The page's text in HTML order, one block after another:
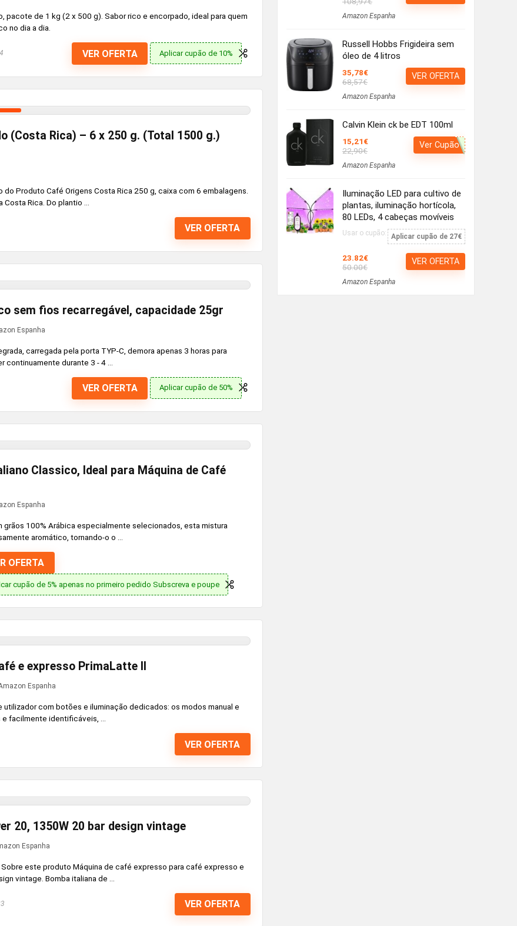
pacote de 1 kg (2 x 500 g). Sabor rico e encorpado, ideal para quem
no dia a dia.
VER OFERTA Aplicar cupão de 10%
(Costa Rica) – 6 x 250 g. (Total 1500 g.)
Produto Café Origens Costa Rica 250 g, caixa com 6 embalagens.
Rica. Do plantio ...
VER OFERTA
sem fios recarregável, capacidade 25gr
Espanha
carregada pela porta TYP-C, demora apenas 3 horas para
durante 3 - 4 ...
VER OFERTA Aplicar cupão de 50%
Classico, Ideal para Máquina de Café
Espanha
100% Arábica especialmente selecionados, esta mistura
aromático, tornando-o o ...
OFERTA
cupão de 5% apenas no primeiro pedido Subscreva e poupe
e expresso PrimaLatte II
Espanha
com botões e iluminação dedicados: os modos manual e
facilmente identificáveis, ...
VER OFERTA
20, 1350W 20 bar design vintage
Espanha
este produto Máquina de café expresso para café expresso e
vintage. Bomba italiana de ...
VER OFERTA
Amazon Espanha
Russell Hobbs Frigideira sem
óleo de 4 litros
35,78€
68,57€
Amazon Espanha
VER OFERTA
Calvin Klein ck be EDT 100ml
15,21€
22,90€
Amazon Espanha
Ver Cupão
Iluminação LED para cultivo de
plantas, iluminação hortícola,
80 LEDs, 4 cabeças movíveis
Usar o cupão: Aplicar cupão de 27€
23.82€
50.00€
Amazon Espanha
VER OFERTA